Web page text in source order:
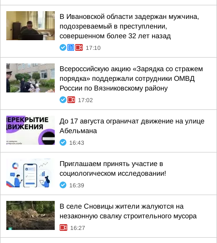
В Ивановской области задержан мужчина,
подозреваемый в преступлении,
совершенном более 32 лет назад
17:10
Всероссийскую акцию «Зарядка со стражем
порядка» поддержали сотрудники ОМВД
России по Вязниковскому району
17:02
До 17 августа ограничат движение на улице
Абельмана
16:43
Приглашаем принять участие в
социологическом исследовании!
16:39
В селе Сновицы жители жалуются на
незаконную свалку строительного мусора
16:27